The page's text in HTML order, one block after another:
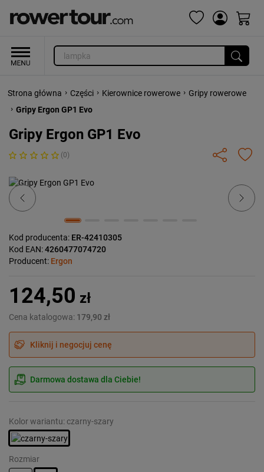
Strona główna › Części › Kierownice rowerowe › Gripy rowerowe
› Gripy Ergon GP1 Evo
Gripy Ergon GP1 Evo
(0)
Previous Next
Kod producenta: ER-42410305
Kod EAN:4260477074720
Producent: Ergon
124,50 zł
Cena katalogowa: 179,90 zł
Kliknij i negocjuj cenę
Darmowa dostawa dla Ciebie!
Kolor wariantu: czarny-szary
Rozmiar